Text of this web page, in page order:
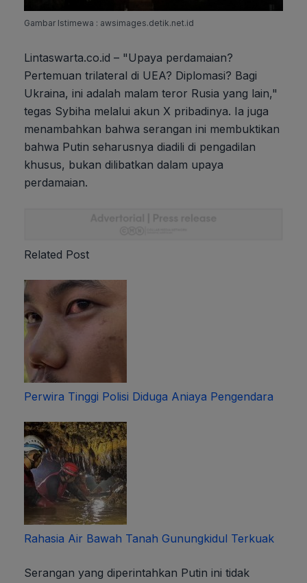
Gambar Istimewa : awsimages.detik.net.id
Lintaswarta.co.id – "Upaya perdamaian?
Pertemuan trilateral di UEA? Diplomasi? Bagi
Ukraina, ini adalah malam teror Rusia yang lain,"
tegas Sybiha melalui akun X pribadinya. Ia juga
menambahkan bahwa serangan ini membuktikan
bahwa Putin seharusnya diadili di pengadilan
khusus, bukan dilibatkan dalam upaya
perdamaian.
Related Post
Perwira Tinggi Polisi Diduga Aniaya Pengendara
Rahasia Air Bawah Tanah Gunungkidul Terkuak
Serangan yang diperintahkan Putin ini tidak